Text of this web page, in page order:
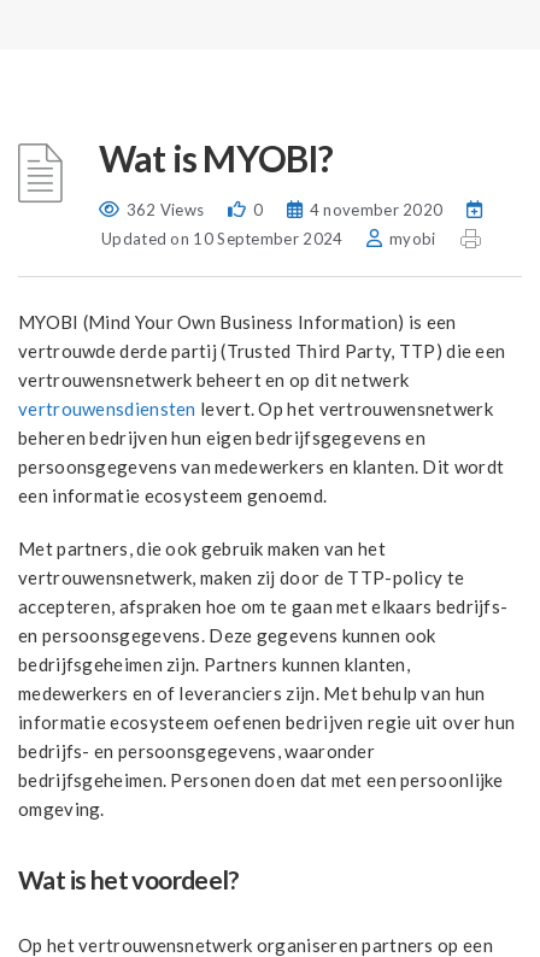
Wat is MYOBI?
362 Views 0
4 november 2020
Updated on 10 September 2024
myobi
MYOBI (Mind Your Own Business Information) is een
vertrouwde derde partij (Trusted Third Party, TTP) die een
vertrouwensnetwerk beheert en op dit netwerk
vertrouwensdiensten levert. Op het vertrouwensnetwerk
beheren bedrijven hun eigen bedrijfsgegevens en
persoonsgegevens van medewerkers en klanten. Dit wordt
een informatie ecosysteem genoemd.
Met partners, die ook gebruik maken van het
vertrouwensnetwerk, maken zij door de TTP-policy te
accepteren, afspraken hoe om te gaan met elkaars bedrijfs-
en persoonsgegevens. Deze gegevens kunnen ook
bedrijfsgeheimen zijn. Partners kunnen klanten,
medewerkers en of leveranciers zijn. Met behulp van hun
informatie ecosysteem oefenen bedrijven regie uit over hun
bedrijfs- en persoonsgegevens, waaronder
bedrijfsgeheimen. Personen doen dat met een persoonlijke
omgeving.
Wat is het voordeel?
Op het vertrouwensnetwerk organiseren partners op een